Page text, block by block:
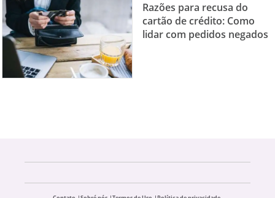
Razões para recusa do
cartão de crédito: Como
lidar com pedidos negados